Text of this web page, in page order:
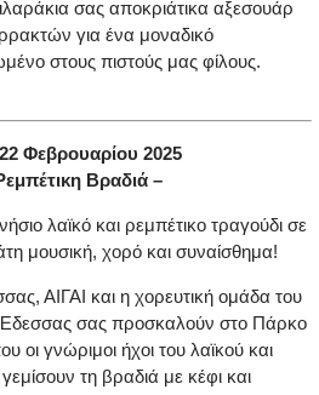
σας αποκριάτικα αξεσουάρ
για ένα μοναδικό
στους πιστούς μας φίλους.
Φεβρουαρίου 2025
Βραδιά –
λαϊκό και ρεμπέτικο τραγούδι σε
μουσική, χορό και συναίσθημα!
ΑΙΓΑΙ και η χορευτική ομάδα του
σας προσκαλούν στο Πάρκο
γνώριμοι ήχοι του λαϊκού και
τη βραδιά με κέφι και